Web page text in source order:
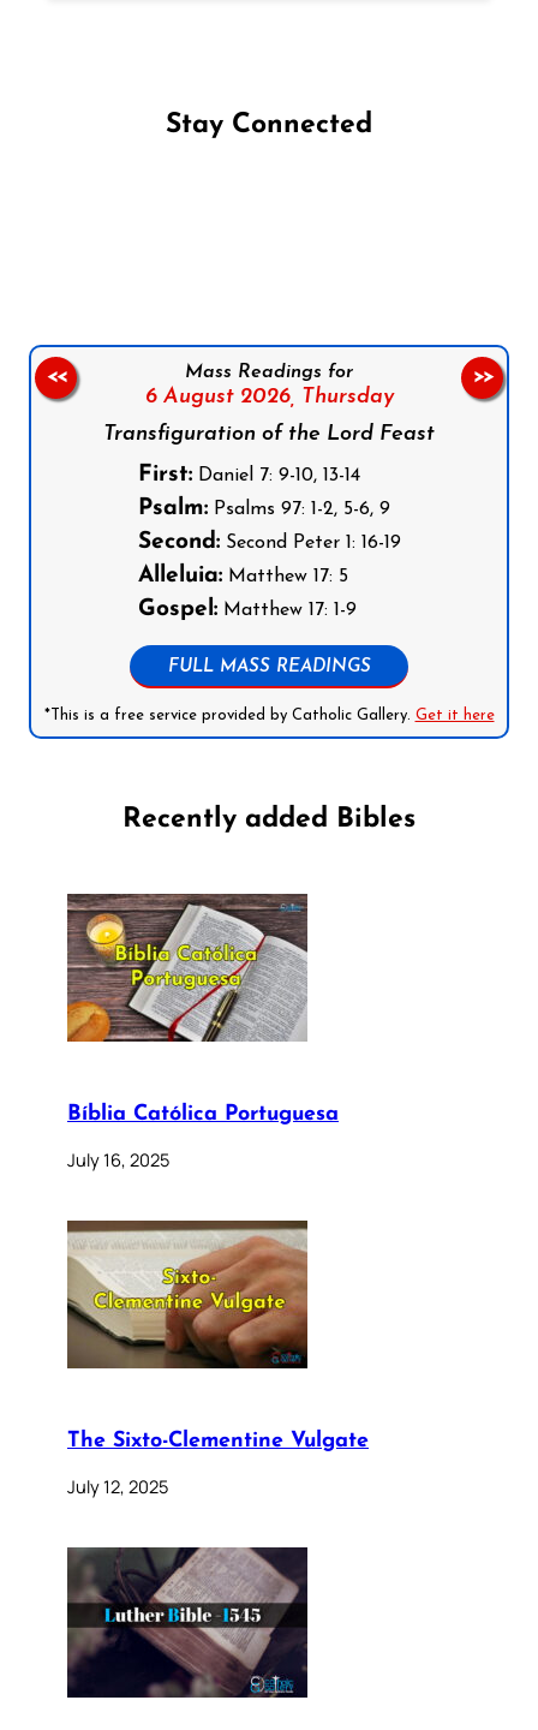
Stay Connected
Mass Readings for
6 August 2026, Thursday
Transfiguration of the Lord Feast
First:Daniel 7: 9-10, 13-14
Psalm:Psalms 97: 1-2, 5-6, 9
Second:Second Peter 1: 16-19
Alleluia:Matthew 17: 5
Gospel:Matthew 17: 1-9
FULL MASS READINGS
*This is a free service provided by Catholic Gallery. Get it here
<< >>
Recently added Bibles
Bíblia Católica Portuguesa
July 16, 2025
The Sixto-Clementine Vulgate
July 12, 2025